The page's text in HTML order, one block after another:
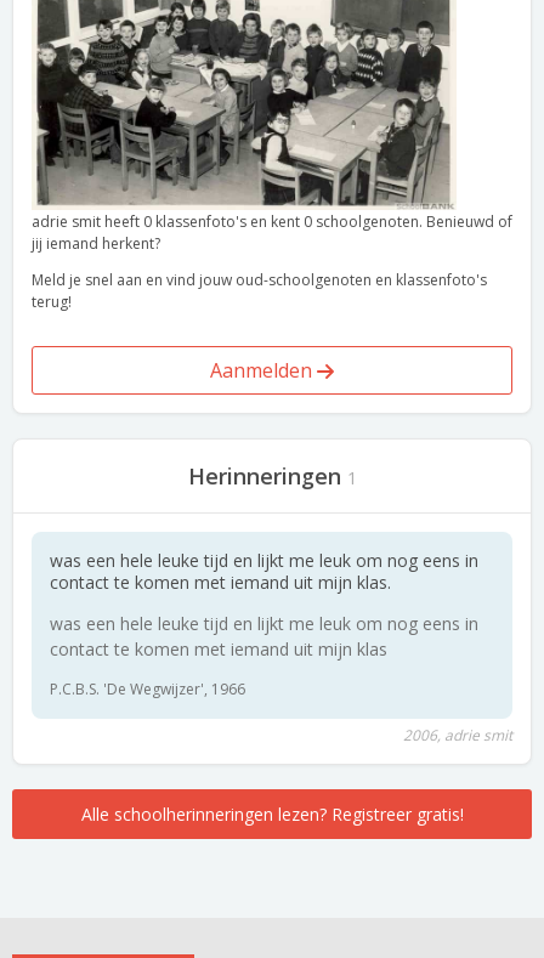
adrie smit heeft 0 klassenfoto's en kent 0 schoolgenoten. Benieuwd of
jij iemand herkent?
Meld je snel aan en vind jouw oud-schoolgenoten en klassenfoto's
terug!
Aanmelden
Herinneringen 1
was een hele leuke tijd en lijkt me leuk om nog eens in
contact te komen met iemand uit mijn klas.
was een hele leuke tijd en lijkt me leuk om nog eens in
contact te komen met iemand uit mijn klas
P.C.B.S. 'De Wegwijzer', 1966
2006, adrie smit
Alle schoolherinneringen lezen? Registreer gratis!